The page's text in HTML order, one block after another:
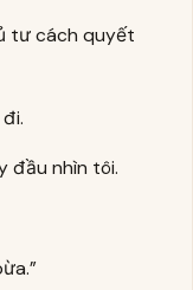
tư cách quyết
đầu nhìn tôi.